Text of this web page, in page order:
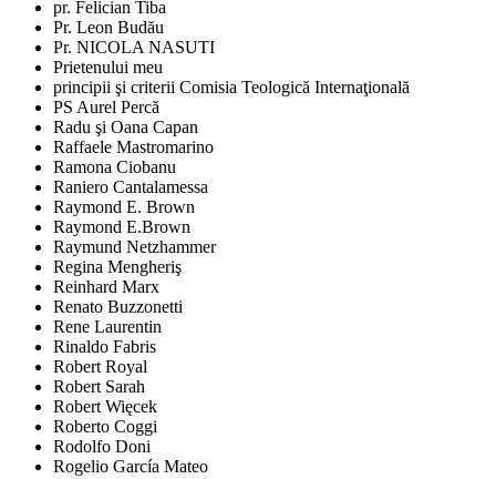
pr. Felician Tiba
Pr. Leon Budău
Pr. NICOLA NASUTI
Prietenului meu
principii şi criterii Comisia Teologică Internaţională
PS Aurel Percă
Radu şi Oana Capan
Raffaele Mastromarino
Ramona Ciobanu
Raniero Cantalamessa
Raymond E. Brown
Raymond E.Brown
Raymund Netzhammer
Regina Mengheriş
Reinhard Marx
Renato Buzzonetti
Rene Laurentin
Rinaldo Fabris
Robert Royal
Robert Sarah
Robert Więcek
Roberto Coggi
Rodolfo Doni
Rogelio García Mateo